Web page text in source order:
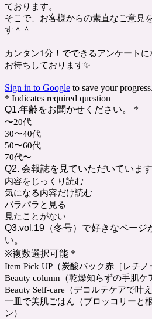
ております。
そこで、お客様からの素直なご意見
す＾＾
カンタン1分！でできるアンケート
お待ちしております✨
Sign in to Google to save your progress.
* Indicates required question
Q1.年齢をお聞かせください。
*
〜20代
30〜40代
50〜60代
70代〜
Q2. 会報誌を見ていただいていま
内容をじっくり読む
気になる内容だけ読む
パラパラと見る
見たことがない
Q3.vol.19（冬号）で好きなページ
い。
※複数選択可能 *
Item Pick UP（炭酸パック赤［レチノ
Beauty column（乾燥知らずの手肌ケ
Beauty Self-care（デコルテケアで叶
一皿で美肌ごはん（ブロッコリーと
ン）